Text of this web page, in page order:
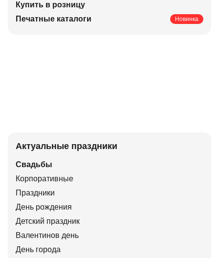
Купить в розницу
Печатные каталоги
Новинка
Актуальные праздники
Свадьбы
Корпоративные
Праздники
День рождения
Детский праздник
Валентинов день
День города